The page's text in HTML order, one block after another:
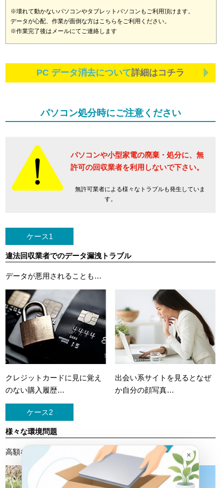
※壊れて動かないパソコンやタブレットパソコンもご利用頂けます。
データが心配、作業が面倒な方はこちらをご利用ください。
※作業完了後はメールにてご連絡します
PC データ消去について詳細はコチラ
パソコン処分時にご注意ください
パソコンや小型家電の廃棄・処分に、 無
許可の回収業者を利用しないで下さい。
無許可業者による様々なトラブルも発生していま
す。
ケース1
違法回収業者でのデータ漏洩トラブル
データが悪用されることも…
クレジットカードに 見に覚え
のない購入履歴…
出会い系サイトを見ると なぜ
か自分の顔写真…
ケース2
様々な環境問題
高額な処理料金を請求されたケースも… ×